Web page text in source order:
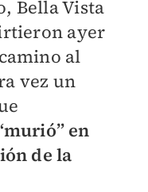
Bella Vista
ayer
al
vez un
en
de la